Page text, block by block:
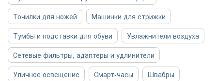
Точилки для ножей
Машинки для стрижки
Тумбы и подставки для обуви
Увлажнители воздуха
Сетевые фильтры, адаптеры и удлинители
Уличное освещение
Смарт-часы
Швабры